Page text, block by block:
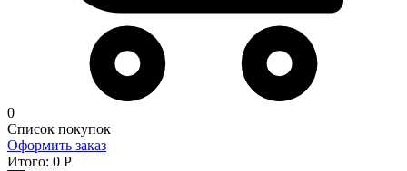
0
Список покупок
Оформить заказ
Итого: 0 Р